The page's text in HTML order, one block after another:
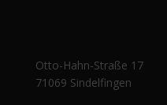
Otto-Hahn-Straße 17
71069 Sindelfingen